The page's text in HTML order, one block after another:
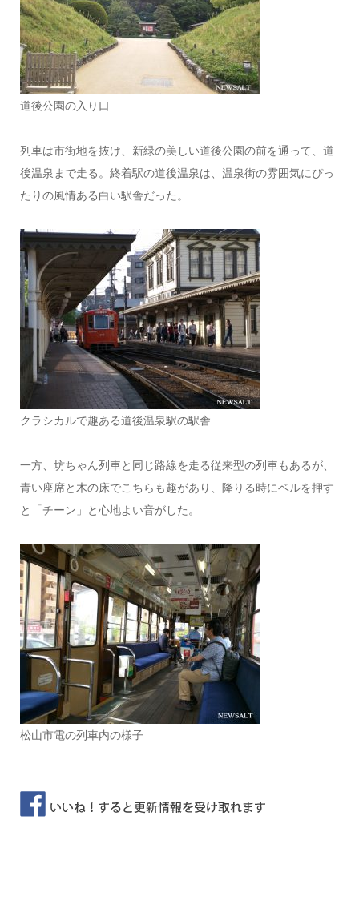
道後公園の入り口
列車は市街地を抜け、新緑の美しい道後公園の前を通って、道
後温泉まで走る。終着駅の道後温泉は、温泉街の雰囲気にぴっ
たりの風情ある白い駅舎だった。
クラシカルで趣ある道後温泉駅の駅舎
一方、坊ちゃん列車と同じ路線を走る従来型の列車もあるが、
青い座席と木の床でこちらも趣があり、降りる時にベルを押す
と「チーン」と心地よい音がした。
松山市電の列車内の様子